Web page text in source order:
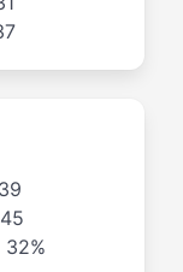
32%